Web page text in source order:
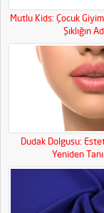
Mutlu Kids: Çocuk
Şıklığın
Dudak Dolgusu:
Yeniden